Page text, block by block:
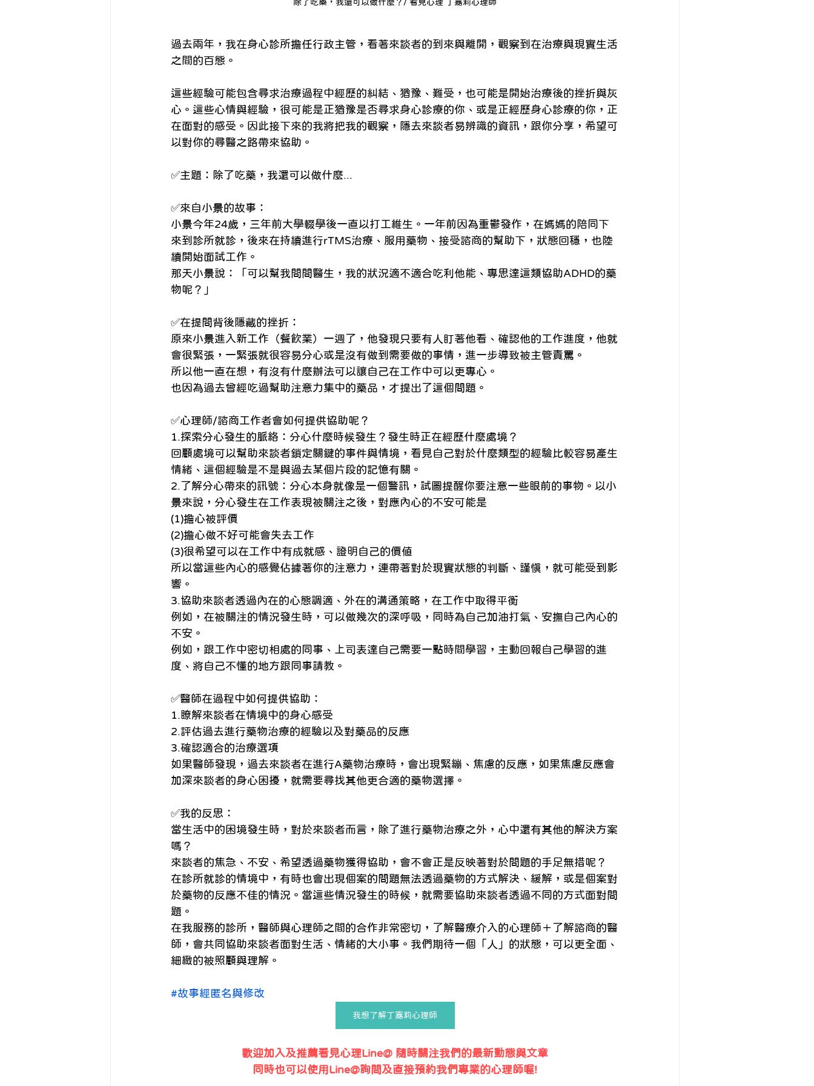
除了吃藥，我還可以做什麼？/ 看見心理 丁嘉莉心理師
過去兩年，我在身心診所擔任行政主管，看著來談者的到來與離開，觀察到在治療與現實生活
之間的百態。
這些經驗可能包含尋求治療過程中經歷的糾結、猶豫、難受，也可能是開始治療後的挫折與灰
心。這些心情與經驗，很可能是正猶豫是否尋求身心診療的你、或是正經歷身心診療的你，正
在面對的感受。因此接下來的我將把我的觀察，隱去來談者易辨識的資訊，跟你分享，希望可
以對你的尋醫之路帶來協助。
✅主題：除了吃藥，我還可以做什麼...
✅來自小景的故事：
小景今年24歲，三年前大學輟學後一直以打工維生。一年前因為重鬱發作，在媽媽的陪同下
來到診所就診，後來在持續進行rTMS治療、服用藥物、接受諮商的幫助下，狀態回穩，也陸
續開始面試工作。
那天小景說：「可以幫我問問醫生，我的狀況適不適合吃利他能、專思達這類協助ADHD的藥
物呢？」
✅在提問背後隱藏的挫折：
原來小景進入新工作（餐飲業）一週了，他發現只要有人盯著他看、確認他的工作進度，他就
會很緊張，一緊張就很容易分心或是沒有做到需要做的事情，進一步導致被主管責罵。
所以他一直在想，有沒有什麼辦法可以讓自己在工作中可以更專心。
也因為過去曾經吃過幫助注意力集中的藥品，才提出了這個問題。
✅心理師/諮商工作者會如何提供協助呢？
1.探索分心發生的脈絡：分心什麼時候發生？發生時正在經歷什麼處境？
回顧處境可以幫助來談者鎖定關鍵的事件與情境，看見自己對於什麼類型的經驗比較容易產生
情緒、這個經驗是不是與過去某個片段的記憶有關。
2.了解分心帶來的訊號：分心本身就像是一個警訊，試圖提醒你要注意一些眼前的事物。以小
景來說，分心發生在工作表現被關注之後，對應內心的不安可能是
(1)擔心被評價
(2)擔心做不好可能會失去工作
(3)很希望可以在工作中有成就感、證明自己的價值
所以當這些內心的感覺佔據著你的注意力，連帶著對於現實狀態的判斷、謹慎，就可能受到影
響。
3.協助來談者透過內在的心態調適、外在的溝通策略，在工作中取得平衡
例如，在被關注的情況發生時，可以做幾次的深呼吸，同時為自己加油打氣、安撫自己內心的
不安。
例如，跟工作中密切相處的同事、上司表達自己需要一點時間學習，主動回報自己學習的進
度、將自己不懂的地方跟同事請教。
✅醫師在過程中如何提供協助：
1.瞭解來談者在情境中的身心感受
2.評估過去進行藥物治療的經驗以及對藥品的反應
3.確認適合的治療選項
如果醫師發現，過去來談者在進行A藥物治療時，會出現緊繃、焦慮的反應，如果焦慮反應會
加深來談者的身心困擾，就需要尋找其他更合適的藥物選擇。
✅我的反思：
當生活中的困境發生時，對於來談者而言，除了進行藥物治療之外，心中還有其他的解決方案
嗎？
來談者的焦急、不安、希望透過藥物獲得協助，會不會正是反映著對於問題的手足無措呢？
在診所就診的情境中，有時也會出現個案的問題無法透過藥物的方式解決、緩解，或是個案對
於藥物的反應不佳的情況。當這些情況發生的時候，就需要協助來談者透過不同的方式面對問
題。
在我服務的診所，醫師與心理師之間的合作非常密切，了解醫療介入的心理師＋了解諮商的醫
師，會共同協助來談者面對生活、情緒的大小事。我們期待一個「人」的狀態，可以更全面、
細緻的被照顧與理解。
#故事經匿名與修改
我想了解丁嘉莉心理師
歡迎加入及推薦看見心理Line@ 隨時關注我們的最新動態與文章
同時也可以使用Line@詢問及直接預約我們專業的心理師喔!